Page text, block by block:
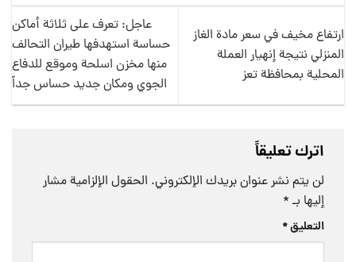
ارتفاع مخيف في سعر مادة الغاز
المنزلي نتيجة إنهيار العملة
المحلية بمحافظة تعز
عاجل: تعرف على ثلاثة أماكن
حساسة استهدفها طيران التحالف
منها مخزن اسلحة وموقع للدفاع
الجوي ومكان جديد حساس جداً
اترك تعليقاً
لن يتم نشر عنوان بريدك الإلكتروني. الحقول الإلزامية مشار
إليها بـ *
التعليق*